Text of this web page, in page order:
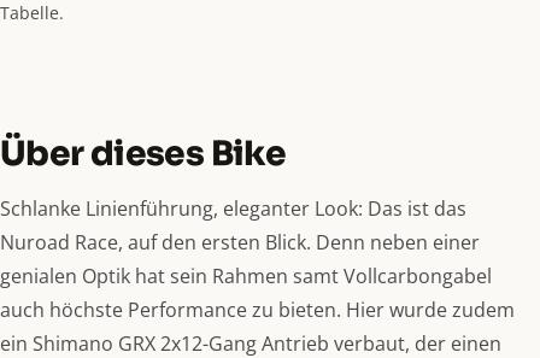
Tabelle.
Über dieses Bike
Schlanke Linienführung, eleganter Look: Das ist das
Nuroad Race, auf den ersten Blick. Denn neben einer
genialen Optik hat sein Rahmen samt Vollcarbongabel
auch höchste Performance zu bieten. Hier wurde zudem
ein Shimano GRX 2x12-Gang Antrieb verbaut, der einen